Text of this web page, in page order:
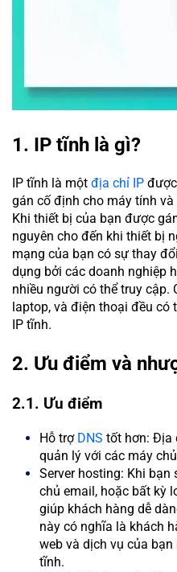
1. IP tĩnh là gì?
IP tĩnh là một địa chỉ IP
gán cố định cho máy tính
Khi thiết bị của bạn được
nguyên cho đến khi thiết bị
mạng của bạn có sự thay
dụng bởi các doanh nghiệp
nhiều người có thể truy cập.
laptop, và điện thoại đều có
IP tĩnh.
2. Ưu điểm và
2.1. Ưu điểm
Hỗ trợ DNS tốt hơn: Địa
quản lý với các máy
Server hosting: Khi bạn
chủ email, hoặc bất kỳ
giúp khách hàng dễ
này có nghĩa là khách
web và dịch vụ của
tĩnh.